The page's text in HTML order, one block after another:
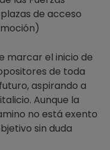
de acceso
marcar el inicio de
de toda
aspirando a
Aunque la
no está exento
sin duda